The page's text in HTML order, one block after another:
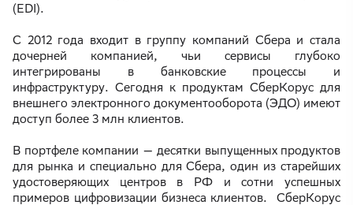
(EDI).
С 2012 года входит в группу компаний Сбера и стала
дочерней компанией, чьи сервисы глубоко
интегрированы в банковские процессы и
инфраструктуру. Сегодня к продуктам СберКорус для
внешнего электронного документооборота (ЭДО) имеют
доступ более 3 млн клиентов.
В портфеле компании — десятки выпущенных продуктов
для рынка и специально для Сбера, один из старейших
удостоверяющих центров в РФ и сотни успешных
примеров цифровизации бизнеса клиентов. СберКорус